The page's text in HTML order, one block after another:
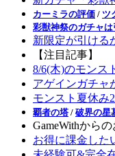
カーミラの評価 / ツ
彩獣神祭のガチャは
新限定が引ける
【注目記事】
8/6(木)のモンス
アゲインガチャ
モンスト夏休み
覇者の塔 / 破界の星
GameWithから
お得に課金した